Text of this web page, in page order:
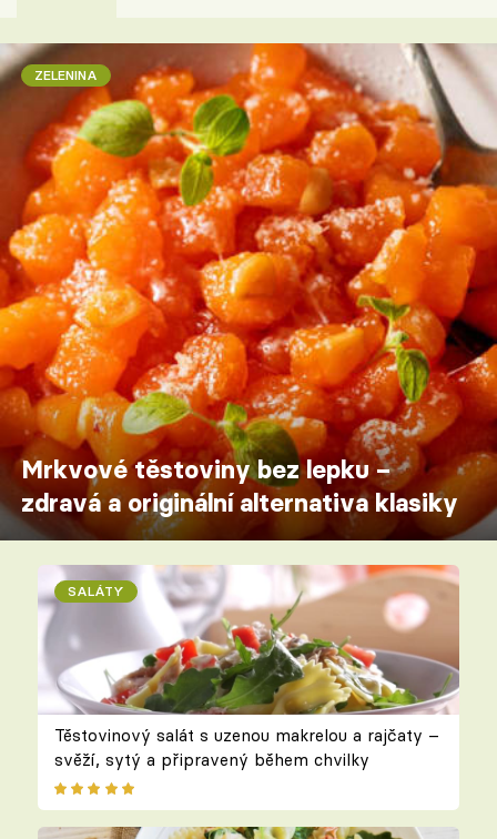
ZELENINA
Mrkvové těstoviny bez lepku –
zdravá a originální alternativa klasiky
SALÁTY
Těstovinový salát s uzenou makrelou a rajčaty –
svěží, sytý a připravený během chvilky